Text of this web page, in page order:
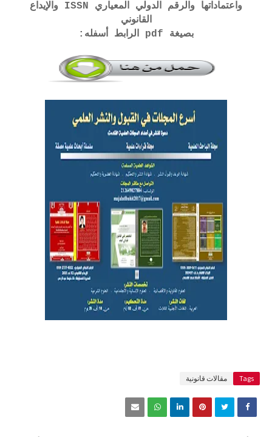
واعتماداتها والرقم الدولي المعياري ISSN والإيداع
القانوني
بصيغة pdf الرابط أسفله:
Tags مقالات قانونية